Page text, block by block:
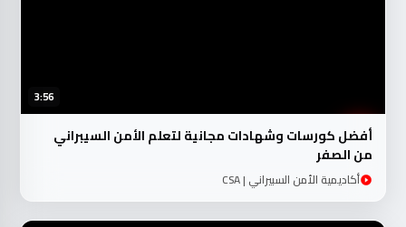
3:56
أفضل كورسات وشهادات مجانية لتعلم الأمن السيبراني
من الصفر
أكاديمية الأمن السبيراني | CSA